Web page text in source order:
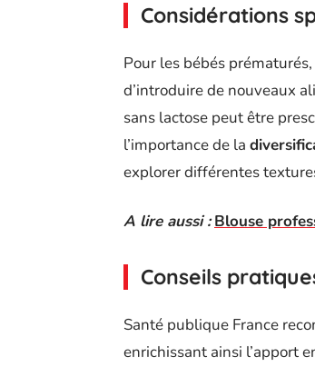
Considérations
Pour les bébés
d’introduire de nouveaux
sans lactose peut être
l’importance de la
explorer différentes
A lire aussi : Blouse
Conseils
Santé publique France
enrichissant ainsi l’apport